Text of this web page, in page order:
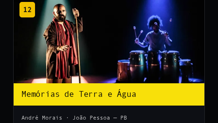
12
Memórias de Terra e Água
André Morais · João Pessoa — PB